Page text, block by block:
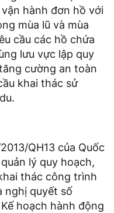
hành đơn hồ với
mùa lũ và mùa
cầu các hồ chứa
lưu vực lập quy
cường an toàn
khai thác sử
QH13 của Quốc
lý quy hoạch,
thác công trình
nghị quyết số
hoạch hành động